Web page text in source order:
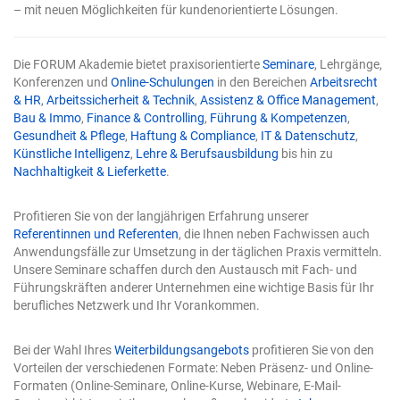
deshalb steigt der Einsatz. Solange die KI nur
verschwindet diese natürliche Sicherung. Die zwei Tore
werden damit nicht optional, sondern zur
Voraussetzung für verlässliche Arbeit. Tor 1: Präzise
Eingaben Die Qualität eines KI-Ergebnisses entscheidet
sich schon bei der Eingabe. Eine vage Frage erzeugt eine
vage Antwort. Das ist keine Schwäche der Technik,
sondern eine Eigenschaft: Das Modell füllt Lücken mit
rät es. Vier Bausteine einer guten Anweisung für
Copilot in Excel Eine wirksame Eingabe enthält in der
Regel vier Elemente: Ein klares Ziel: Was genau soll
herauskommen? Nicht „analysieren", sondern „die drei
Regionen mit dem stärksten Umsatzrückgang finden".
Kontext: Worum geht es, und für wen ist das Ergebnis
Erwartung: Format, Umfang, Struktur – etwa „als
sortierte Tabelle" oder „als kurzer Fließtext mit drei
Kernpunkten". Eine benannte Quelle: Welcher
– mit neuen Möglichkeiten für kundenorientierte Lösungen.
Die FORUM Akademie bietet praxisorientierteSeminare, Lehrgänge,
Konferenzen und Online-Schulungen in den Bereichen Arbeitsrecht
& HR, Arbeitssicherheit & Technik, Assistenz & Office Management,
Bau & Immo, Finance & Controlling, Führung & Kompetenzen,
Gesundheit & Pflege, Haftung & Compliance, IT & Datenschutz,
Künstliche Intelligenz, Lehre & Berufsausbildung bis hin zu
Nachhaltigkeit & Lieferkette.
Profitieren Sie von der langjährigen Erfahrung unserer
Referentinnen und Referenten, die Ihnen neben Fachwissen auch
Anwendungsfälle zur Umsetzung in der täglichen Praxis vermitteln.
Unsere Seminare schaffen durch den Austausch mit Fach- und
Führungskräften anderer Unternehmen eine wichtige Basis für Ihr
berufliches Netzwerk und Ihr Vorankommen.
Bei der Wahl IhresWeiterbildungsangebots profitieren Sie von den
Vorteilen der verschiedenen Formate: Neben Präsenz- und Online-
Formaten (Online-Seminare, Online-Kurse, Webinare, E-Mail-